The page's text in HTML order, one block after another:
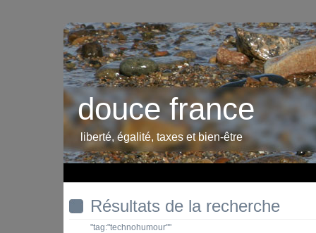
douce france
liberté, égalité, taxes et bien-être
Résultats de la recherche
"tag:"technohumour""